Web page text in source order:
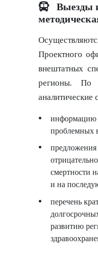
Выезды
Проектного
внештатных
регионы. По
аналитические
информацию
проблемных
смертности
и на
перечень
развитию